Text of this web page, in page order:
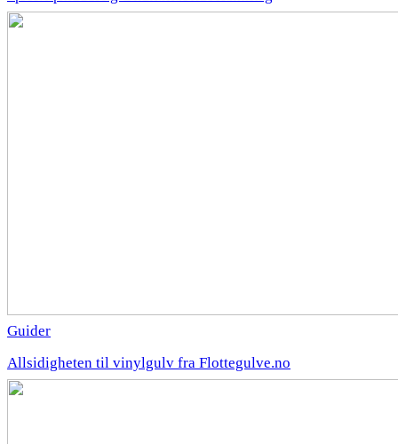
Guider
Allsidigheten til vinylgulv fra Flottegulve.no